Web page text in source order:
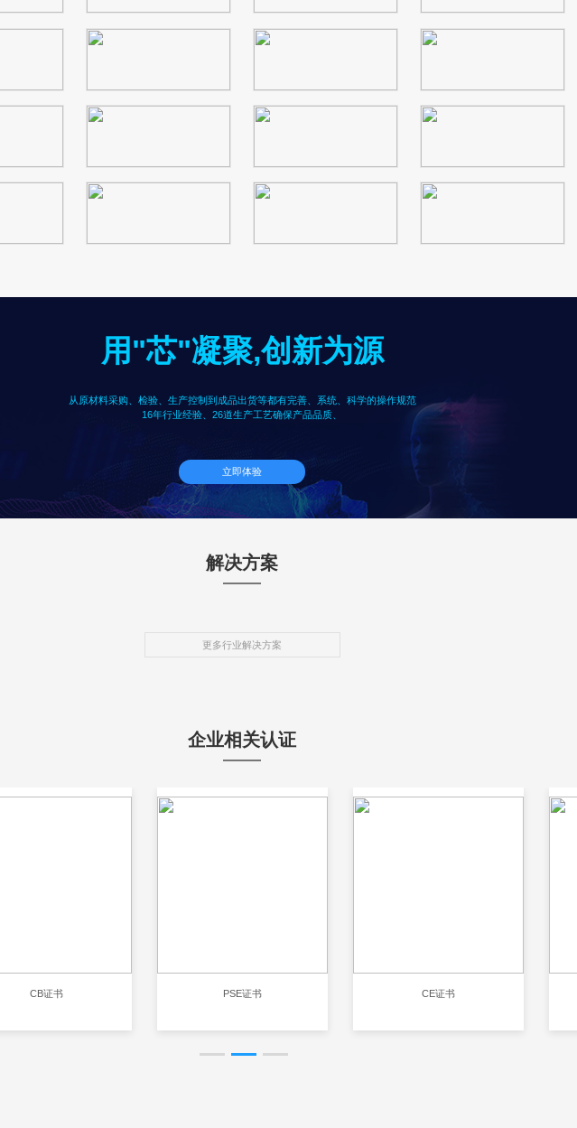
用"芯"凝聚,创新为源
从原材料采购、检验、生产控制到成品出货等都有完善、系统、科学的操作规范
16年行业经验、26道生产工艺确保产品品质、
立即体验
解决方案
更多行业解决方案
企业相关认证
CB证书 PSE证书 CE证书